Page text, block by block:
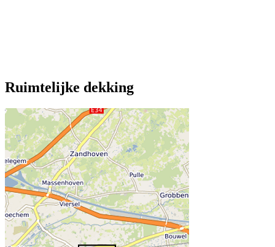
Ruimtelijke dekking